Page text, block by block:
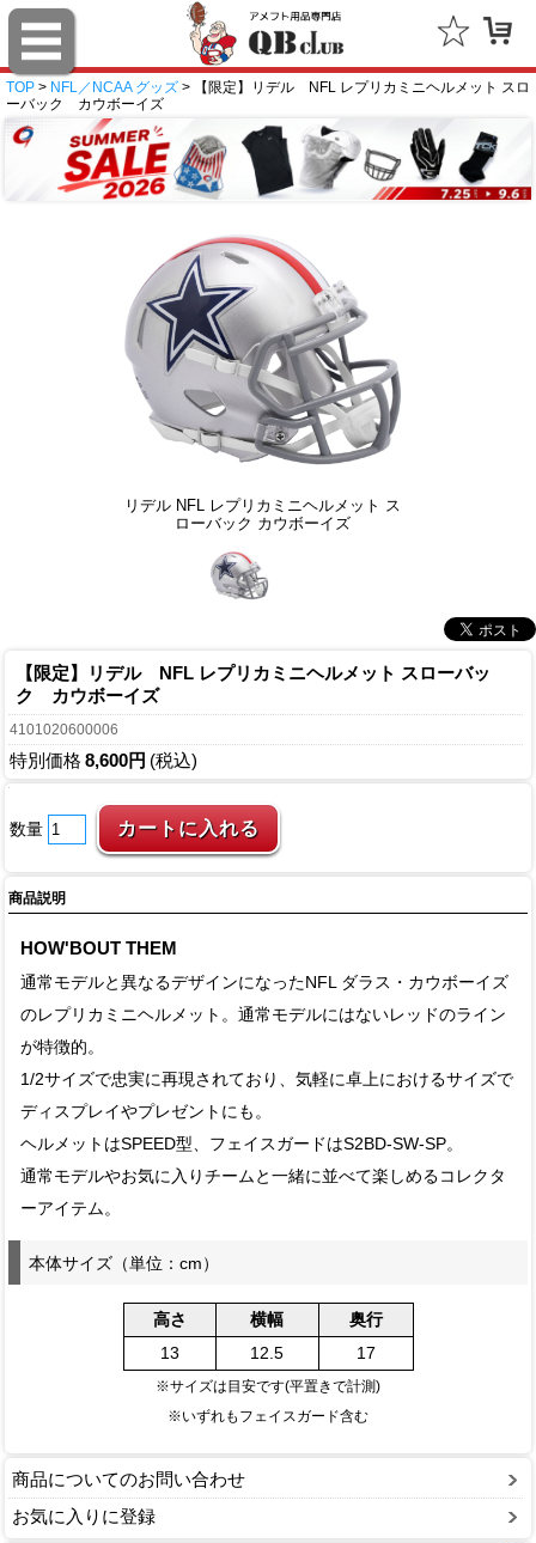
TOP > NFL／NCAA グッズ > 【限定】リデル NFL レプリカミニヘルメット スロ
ーバック カウボーイズ
リデル NFL レプリカミニヘルメット ス
ローバック カウボーイズ
【限定】リデル NFL レプリカミニヘルメット スローバッ
ク カウボーイズ
4101020600006
特別価格 8,600円 (税込)
数量
商品説明
HOW'BOUT THEM
通常モデルと異なるデザインになったNFL ダラス・カウボーイズ
のレプリカミニヘルメット。通常モデルにはないレッドのライン
が特徴的。
1/2サイズで忠実に再現されており、気軽に卓上におけるサイズで
ディスプレイやプレゼントにも。
ヘルメットはSPEED型、フェイスガードはS2BD-SW-SP。
通常モデルやお気に入りチームと一緒に並べて楽しめるコレクタ
ーアイテム。
本体サイズ（単位：cm）
高さ 横幅
奥行
13
12.5 17
※サイズは目安です(平置きで計測)
※いずれもフェイスガード含む
商品についてのお問い合わせ
お気に入りに登録